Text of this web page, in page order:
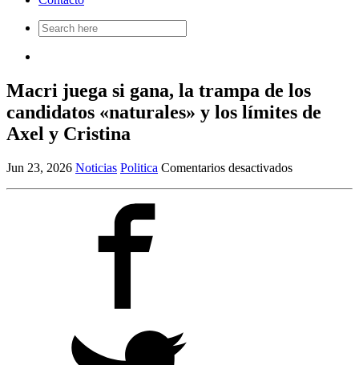
Search
for:
Macri juega si gana, la trampa de los
candidatos «naturales» y los límites de
Axel y Cristina
Jun 23, 2026 Noticias Politica Comentarios desactivadosen